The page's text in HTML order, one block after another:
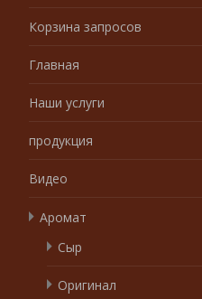
Корзина запросов
Главная
Наши услуги
продукция
Видео
Аромат
Сыр
Оригинал